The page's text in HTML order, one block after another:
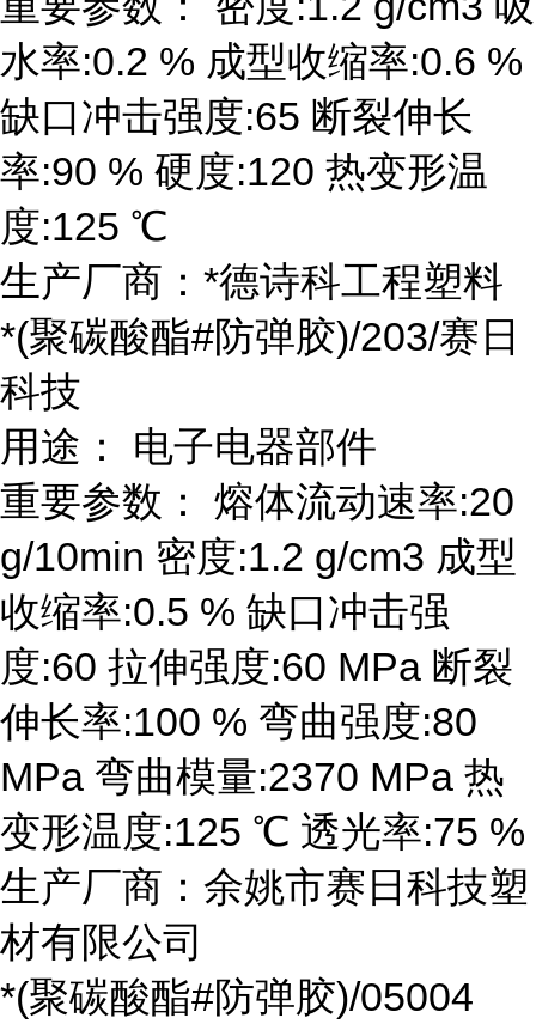
水率:0.2 % 成型收缩率:0.6 %
缺口冲击强度:65 断裂伸长
率:90 % 硬度:120 热变形温
度:125 ℃
生产厂商：*德诗科工程塑料
*(聚碳酸酯#防弹胶)/203/赛日
科技
用途： 电子电器部件
重要参数： 熔体流动速率:20
g/10min 密度:1.2 g/cm3 成型
收缩率:0.5 % 缺口冲击强
度:60 拉伸强度:60 MPa 断裂
伸长率:100 % 弯曲强度:80
MPa 弯曲模量:2370 MPa 热
变形温度:125 ℃ 透光率:75 %
生产厂商：余姚市赛日科技塑
材有限公司
*(聚碳酸酯#防弹胶)/05004